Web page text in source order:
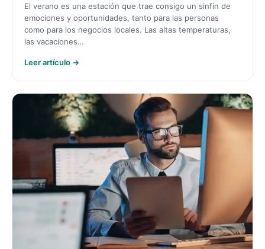
El verano es una estación que trae consigo un sinfín de
emociones y oportunidades, tanto para las personas
como para los negocios locales. Las altas temperaturas,
las vacaciones…
Leer artículo →